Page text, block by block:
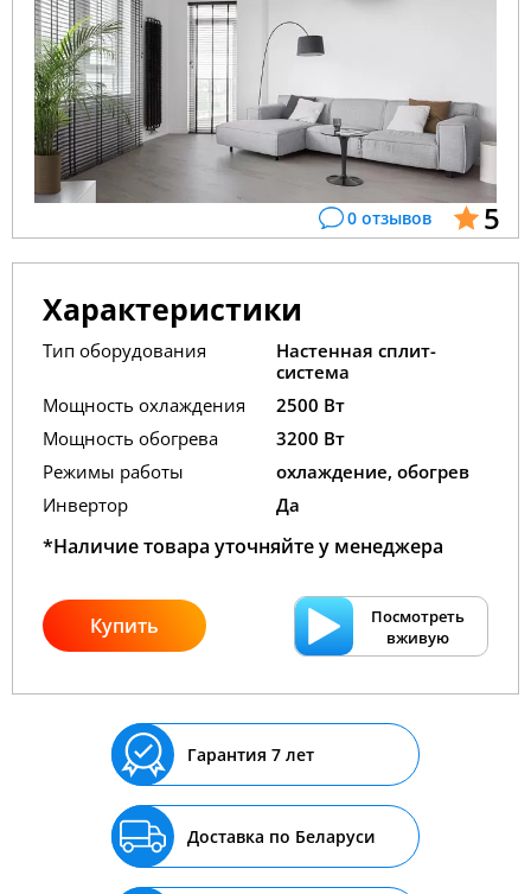
0 отзывов 5
Характеристики
Тип оборудования
Настенная сплит-
система
Мощность охлаждения
2500 Вт
Мощность обогрева
3200 Вт
Режимы работы
охлаждение, обогрев
Инвертор
Да
*Наличие товара уточняйте у менеджера
Купить
Посмотреть
вживую
Гарантия 7 лет
Доставка по Беларуси